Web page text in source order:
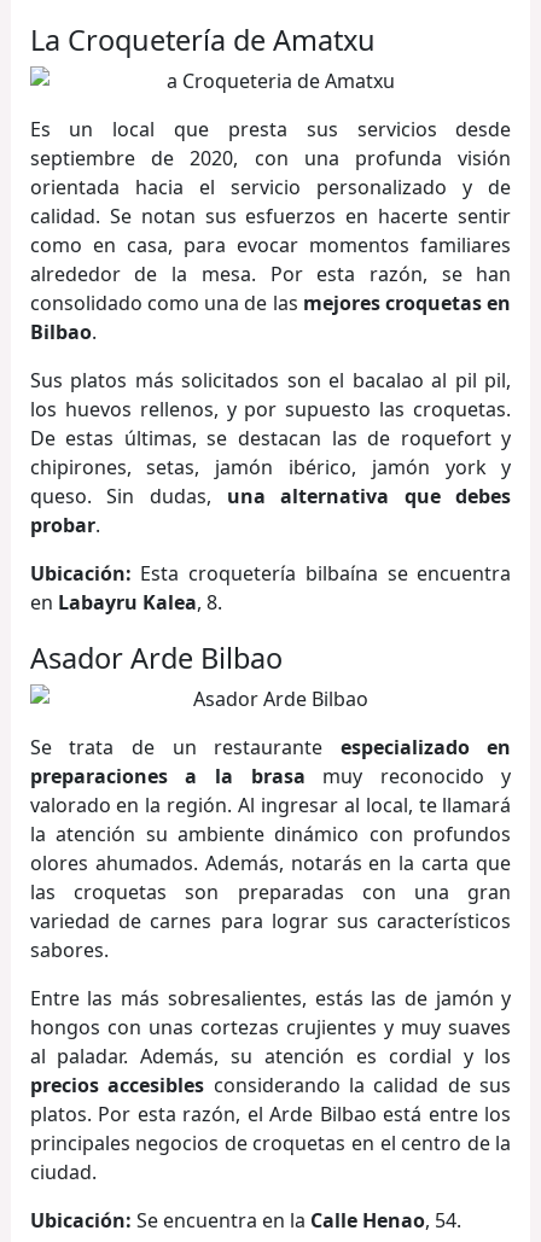
La Croquetería de Amatxu
Es un local que presta sus servicios desde
septiembre de 2020, con una profunda visión
orientada hacia el servicio personalizado y de
calidad. Se notan sus esfuerzos en hacerte sentir
como en casa, para evocar momentos familiares
alrededor de la mesa. Por esta razón, se han
consolidado como una de las mejores croquetas en
Bilbao.
Sus platos más solicitados son el bacalao al pil pil,
los huevos rellenos, y por supuesto las croquetas.
De estas últimas, se destacan las de roquefort y
chipirones, setas, jamón ibérico, jamón york y
queso. Sin dudas, una alternativa que debes
probar.
Ubicación: Esta croquetería bilbaína se encuentra
en Labayru Kalea, 8.
Asador Arde Bilbao
Se trata de un restaurante especializado en
preparaciones a la brasa muy reconocido y
valorado en la región. Al ingresar al local, te llamará
la atención su ambiente dinámico con profundos
olores ahumados. Además, notarás en la carta que
las croquetas son preparadas con una gran
variedad de carnes para lograr sus característicos
sabores.
Entre las más sobresalientes, estás las de jamón y
hongos con unas cortezas crujientes y muy suaves
al paladar. Además, su atención es cordial y los
precios accesibles considerando la calidad de sus
platos. Por esta razón, el Arde Bilbao está entre los
principales negocios de croquetas en el centro de la
ciudad.
Ubicación: Se encuentra en la Calle Henao, 54.